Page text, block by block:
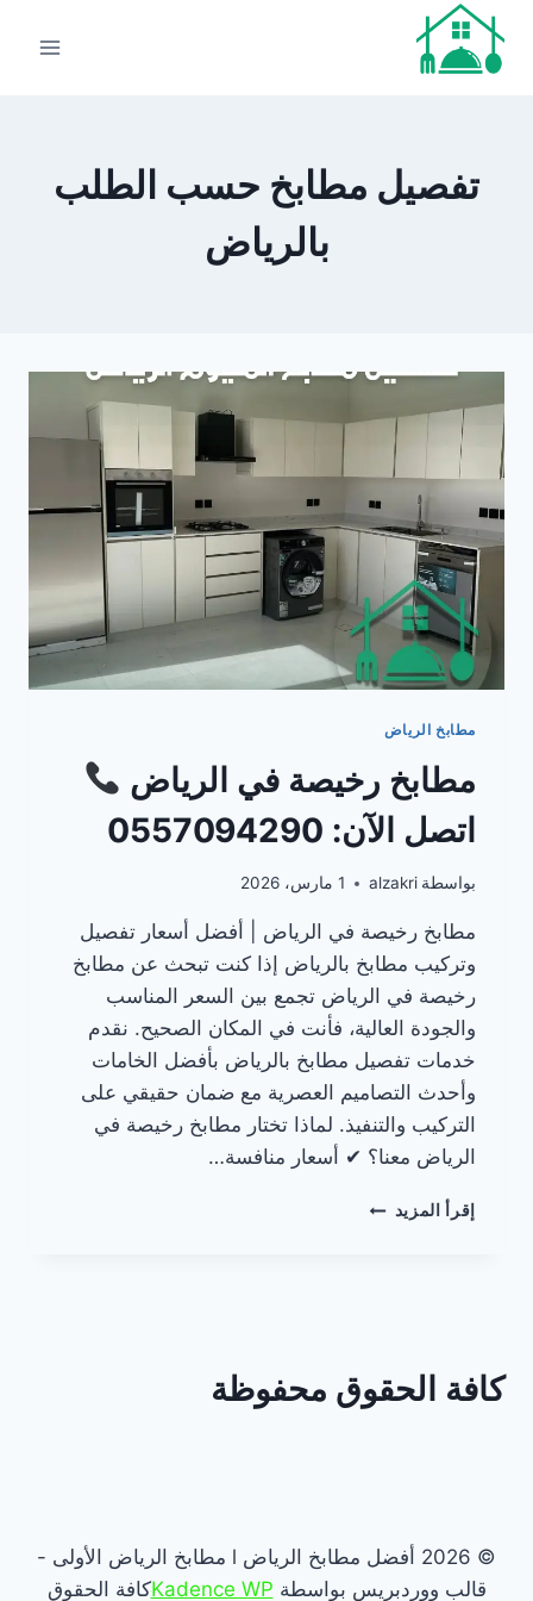
التجاوز
المحتوى
تفصيل مطابخ حسب الطلب
بالرياض
مطابخ الرياض
مطابخ رخيصة في الرياض
اتصل الآن: 0557094290
بواسطة alzakri 1 مارس، 2026
مطابخ رخيصة في الرياض | أفضل أسعار تفصيل
وتركيب مطابخ بالرياض إذا كنت تبحث عن مطابخ
رخيصة في الرياض تجمع بين السعر المناسب
والجودة العالية، فأنت في المكان الصحيح. نقدم
خدمات تفصيل مطابخ بالرياض بأفضل الخامات
وأحدث التصاميم العصرية مع ضمان حقيقي على
التركيب والتنفيذ. لماذا تختار مطابخ رخيصة في
الرياض معنا؟ ✔ أسعار منافسة…
إقرأ المزيد مطابخ
0557094290
كافة الحقوق محفوظة
© 2026 أفضل مطابخ الرياض l مطابخ الرياض الأولى -
قالب ووردبريس بواسطة Kadence WPكافة الحقوق